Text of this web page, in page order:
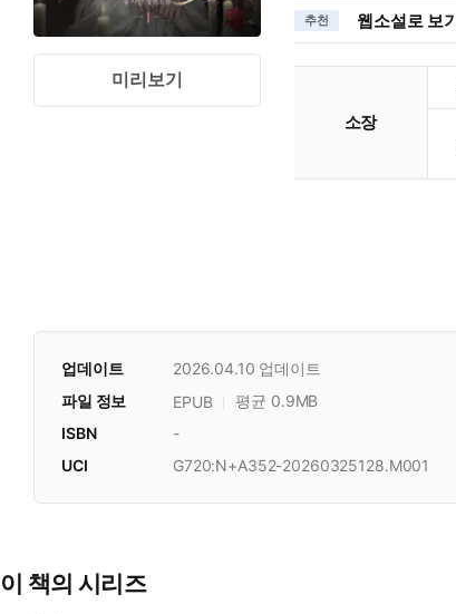
미리보기
추천 웹소설로 보
소장
업데이트 2026.04.10 업데이트
파일 정보 EPUB
평균 0.9MB
ISBN
-
UCI
G720:N+A352-20260325128.M001
이 책의 시리즈